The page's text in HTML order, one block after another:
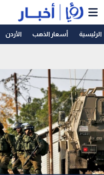
الرئيسية أسعار الذهب الأردن